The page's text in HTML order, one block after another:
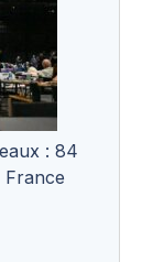
: 84
France